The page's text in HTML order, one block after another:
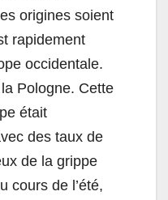
origines soient
rapidement
occidentale.
Pologne. Cette
était
des taux de
de la grippe
cours de l’été,